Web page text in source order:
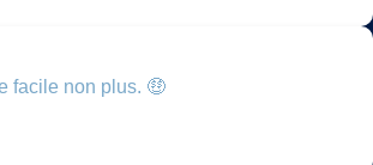
facile non plus. 🤑